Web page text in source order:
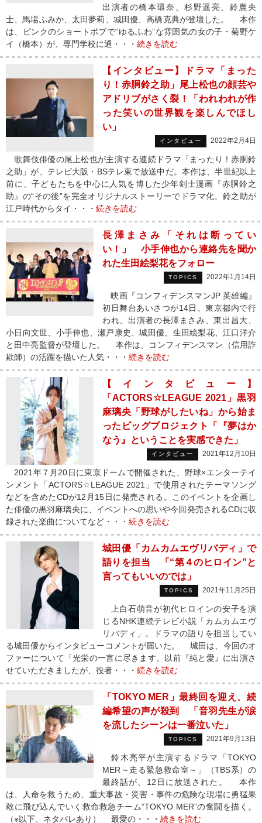
出演者の橋本環奈、杉野遥亮、鈴鹿央
士、馬場ふみか、太田夢莉、城田優、高橋克典が登壇した。 本作
は、ピンクのショートボブで“ゆるふわ”な雰囲気の女の子・菊野ケ
イ（橋本）が、専門学校に通・・・ 続きを読む
【インタビュー】ドラマ「まった
り！赤胴鈴之助」尾上松也の顔芸や
アドリブがさく裂！「われわれが作
った笑いの世界観を楽しんでほし
い」
インタビュー 2022年2月4日
歌舞伎俳優の尾上松也が主演する連続ドラマ「まったり！赤胴鈴
之助」が、テレビ大阪・BSテレ東で放送中だ。本作は、半世紀以上
前に、子どもたちを中心に人気を博した少年剣士漫画『赤胴鈴之
助』の“その後”を完全オリジナルストーリーでドラマ化。鈴之助が
江戸時代からタイ・・・ 続きを読む
長澤まさみ「それは断ってい
い！」 小手伸也から連絡先を聞か
れた生田絵梨花をフォロー
TOPICS 2022年1月14日
映画『コンフィデンスマンJP 英雄編』
初日舞台あいさつが14日、東京都内で行
われ、出演者の長澤まさみ、東出昌大、
小日向文世、小手伸也、瀬戸康史、城田優、生田絵梨花、江口洋介
と田中亮監督が登壇した。 本作は、コンフィデンスマン（信用詐
欺師）の活躍を描いた人気・・・ 続きを読む
【インタビュー】
「ACTORS☆LEAGUE 2021」黒羽
麻璃央「野球がしたいね」から始ま
ったビッグプロジェクト「『夢はか
なう』ということを実感できた」
インタビュー 2021年12月10日
2021年７月20日に東京ドームで開催された、野球×エンターテイ
ンメント「ACTORS☆LEAGUE 2021」で使用されたテーマソング
などを含めたCDが12月15日に発売される。このイベントを企画し
た俳優の黒羽麻璃央に、イベントへの思いや今回発売されるCDに収
録された楽曲についてなど・・・ 続きを読む
城田優「カムカムエヴリバディ」で
語りを担当 「“第４のヒロイン”と
言ってもいいのでは」
TOPICS 2021年11月25日
上白石萌音が初代ヒロインの安子を演
じるNHK連続テレビ小説「カムカムエヴ
リバディ」。ドラマの語りを担当してい
る城田優からインタビューコメントが届いた。 城田は、今回のオ
ファーについて「光栄の一言に尽きます。以前『純と愛』に出演さ
せていただきましたが、役者・・・ 続きを読む
「TOKYO MER」最終回を迎え、続
編希望の声が殺到 「音羽先生が涙
を流したシーンは一番泣いた」
TOPICS 2021年9月13日
鈴木亮平が主演するドラマ「TOKYO
MER～走る緊急救命室～」（TBS系）の
最終話が、12日に放送された。 本作
は、人命を救うため、重大事故・災害・事件の危険な現場に勇猛果
敢に飛び込んでいく救命救急チーム“TOKYO MER”の奮闘を描く。
（※以下、ネタバレあり） 最愛の・・・ 続きを読む